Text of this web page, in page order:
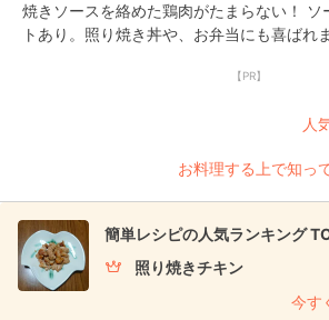
焼きソースを絡めた鶏肉がたまらない！ ソ
トあり。照り焼き丼や、お弁当にも喜ばれま
【PR】
人
お料理する上で知っ
簡単レシピの人気ランキング
照り焼きチキン
今す